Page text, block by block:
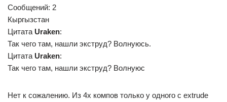
Сообщений: 2
Кыргызстан
Цитата Uraken:
Так чего там, нашли экструд? Волнуюсь.
Цитата Uraken:
Так чего там, нашли экструд? Волнуюс
Нет к сожалению. Из 4х компов только у одного с extrude